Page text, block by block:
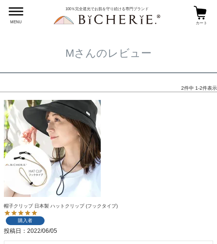
MENU
100％完全遮光でお肌を守り続ける専門ブランド
カート
HOME Mさんのレビュー
Mさんのレビュー
2件中 1-2件表示
帽子クリップ 日本製 ハットクリップ (フックタイプ)
購入者
投稿日 2022/06/05